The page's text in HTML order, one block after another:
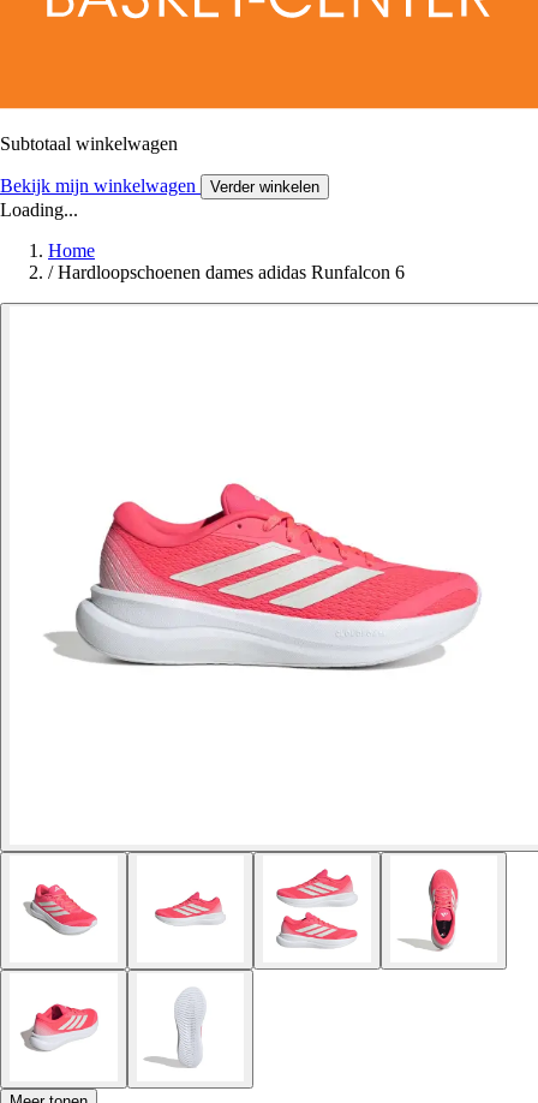
Subtotaal winkelwagen
Bekijk mijn winkelwagen Verder winkelen
Loading...
Home
/ Hardloopschoenen dames adidas Runfalcon 6